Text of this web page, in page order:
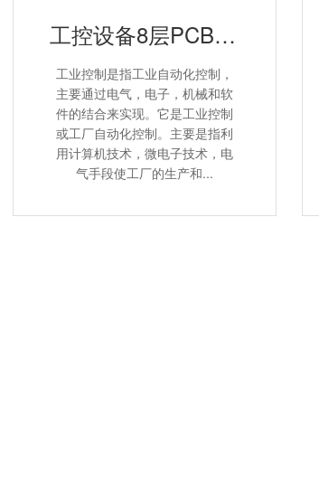
工控设备8层PCB电路板
工业控制是指工业自动化控制，
主要通过电气，电子，机械和软
件的结合来实现。它是工业控制
或工厂自动化控制。主要是指利
用计算机技术，微电子技术，电
气手段使工厂的生产和...